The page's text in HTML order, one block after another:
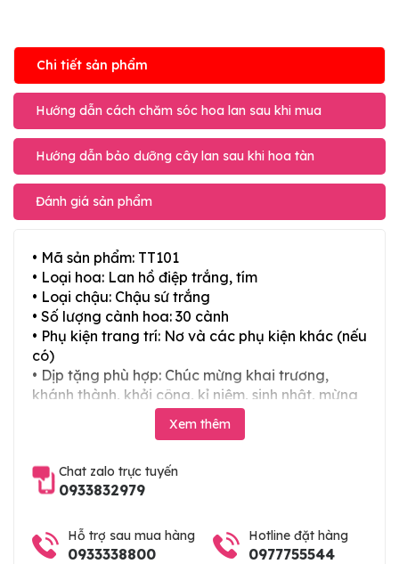
Chi tiết sản phẩm
Hướng dẫn cách chăm sóc hoa lan sau khi mua
Hướng dẫn bảo dưỡng cây lan sau khi hoa tàn
Đánh giá sản phẩm
• Mã sản phẩm: TT101
• Loại hoa: Lan hồ điệp trắng, tím
• Loại chậu: Chậu sứ trắng
• Số lượng cành hoa: 30 cành
• Phụ kiện trang trí: Nơ và các phụ kiện khác (nếu
có)
• Dịp tặng phù hợp: Chúc mừng khai trương,
khánh thành, khởi công, kỉ niệm, sinh nhật, mừng
thọ, mừng cưới, tân gia và các ngày lễ tết trong
Xem thêm
Chat zalo trực tuyến
0933832979
Hỗ trợ sau mua hàng
0933338800
Hotline đặt hàng
0977755544